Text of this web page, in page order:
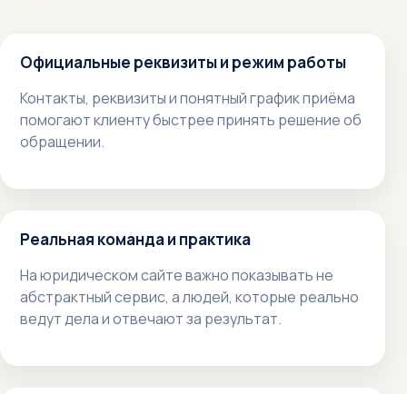
Официальные реквизиты и режим работы
Контакты, реквизиты и понятный график приёма
помогают клиенту быстрее принять решение об
обращении.
Реальная команда и практика
На юридическом сайте важно показывать не
абстрактный сервис, а людей, которые реально
ведут дела и отвечают за результат.